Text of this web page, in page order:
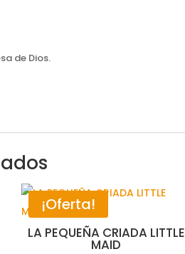
de Dios.
¡Oferta!
LA PEQUEÑA CRIADA LITTLE
MAID